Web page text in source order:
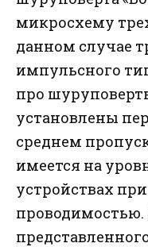
микросхему
данном случае
импульсного
про
установлены
среднем
имеется на
устройствах
проводимостью.